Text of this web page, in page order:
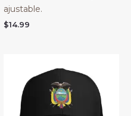
ajustable.
$14.99